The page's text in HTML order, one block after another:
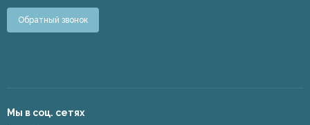
Обратный звонок
Мы в соц. сетях